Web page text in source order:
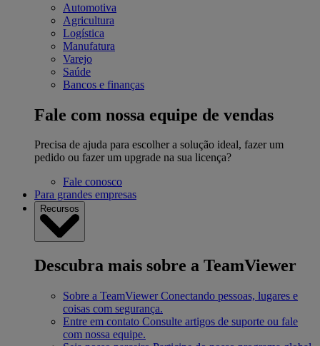
Automotiva
Agricultura
Logística
Manufatura
Varejo
Saúde
Bancos e finanças
Fale com nossa equipe de vendas
Precisa de ajuda para escolher a solução ideal, fazer um
pedido ou fazer um upgrade na sua licença?
Fale conosco
Para grandes empresas
Recursos
Descubra mais sobre a TeamViewer
Sobre a TeamViewer Conectando pessoas, lugares e
coisas com segurança.
Entre em contato Consulte artigos de suporte ou fale
com nossa equipe.